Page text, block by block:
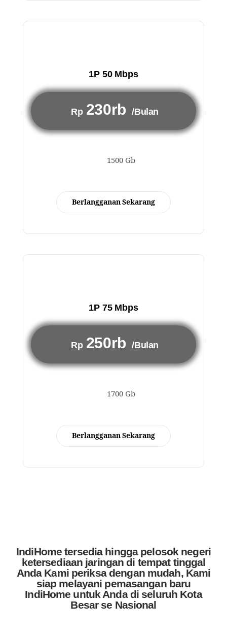
1P 50 Mbps
Rp 230rb /Bulan
1500 Gb
Berlangganan Sekarang
1P 75 Mbps
Rp 250rb /Bulan
1700 Gb
Berlangganan Sekarang
IndiHome tersedia hingga pelosok negeri
ketersediaan jaringan di tempat tinggal
Anda Kami periksa dengan mudah, Kami
siap melayani pemasangan baru
IndiHome untuk Anda di seluruh Kota
Besar se Nasional